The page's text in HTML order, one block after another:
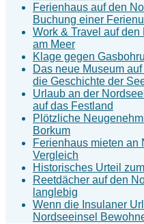
Ferienhaus auf den
Buchung einer
Work & Travel auf
am Meer
Klage gegen
Das neue Museum
die Geschichte der
Urlaub an der
auf das Festland
Plötzliche
Borkum
Ferienhaus mieten an
Vergleich
Historisches Urteil
Reetdächer auf den
langlebig
Wenn die Insulaner
Nordseeinsel